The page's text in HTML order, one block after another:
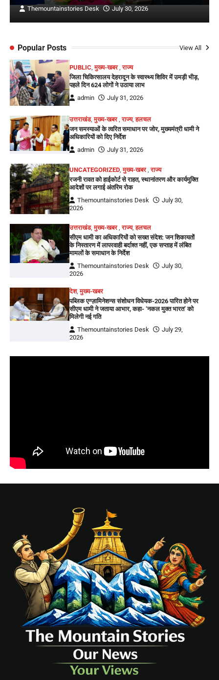
Themountainstories Desk July 30, 2026
Popular Posts View All
PUBLIC ,मुख्य-खबर ,राज्य
जिला चिकित्सालय देहरादून के स्वास्थ्य शिविर में उमड़ी भीड़,
पहले दिन 624 लोगों ने उठाया लाभ
admin
July 31, 2026
उत्तराखंड,मुख्य-खबर ,राज्य,हलचल
जन समस्याओं के त्वरित समाधान पर जोर, मुख्यमंत्री धामी ने
अधिकारियों को दिए निर्देश
admin
July 31, 2026
UNCATEGORIZED ,मुख्य-खबर ,राज्य
रजनी रावत को हाईकोर्ट से राहत, स्थानांतरण और कार्यमुक्ति
आदेशों पर लगाई अंतरिम रोक
Themountainstories Desk
July 30,
2026
उत्तराखंड,मुख्य-खबर,राज्य,हलचल
सीएम धामी का अधिकारियों को सख्त संदेश: जन शिकायतों
के निस्तारण में लापरवाही बर्दाश्त नहीं, एक सप्ताह में लंबित
मामलों के समाधान के निर्देश
Themountainstories Desk
July 30,
2026
देश,मुख्य-खबर
पब्लिक एग्ज़ामिनेशन्स संशोधन विधेयक-2026 पारित होने पर
सीएम धामी ने जताया आभार, कहा- ‘नकल मुक्त भारत’ को
मिलेगी नई गति
Themountainstories Desk
July 29,
2026